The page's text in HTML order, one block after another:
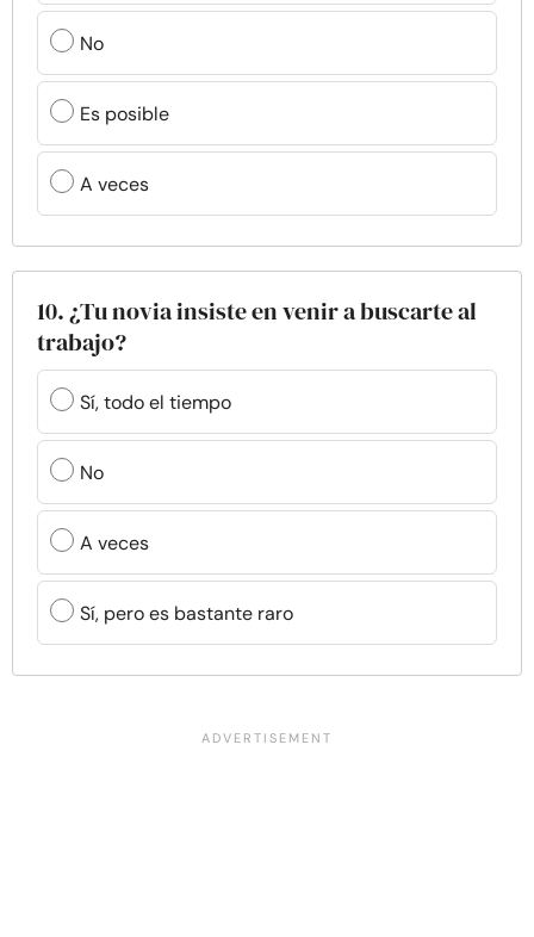
No
Es posible
A veces
10. ¿Tu novia insiste en venir a buscarte al
trabajo?
Sí, todo el tiempo
No
A veces
Sí, pero es bastante raro